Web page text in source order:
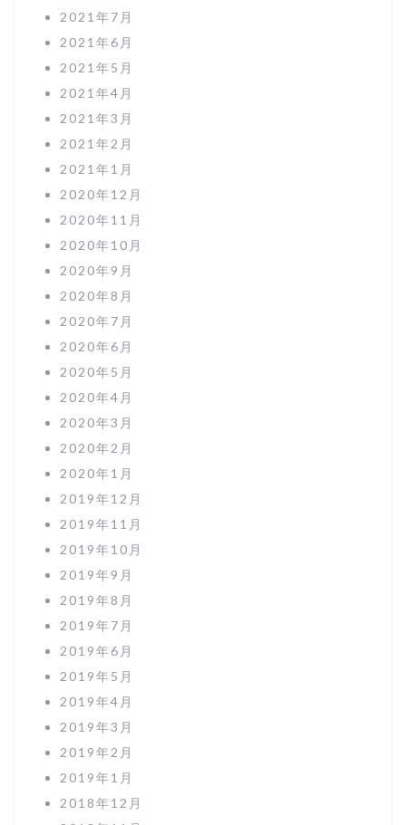
2021年7月
2021年6月
2021年5月
2021年4月
2021年3月
2021年2月
2021年1月
2020年12月
2020年11月
2020年10月
2020年9月
2020年8月
2020年7月
2020年6月
2020年5月
2020年4月
2020年3月
2020年2月
2020年1月
2019年12月
2019年11月
2019年10月
2019年9月
2019年8月
2019年7月
2019年6月
2019年5月
2019年4月
2019年3月
2019年2月
2019年1月
2018年12月